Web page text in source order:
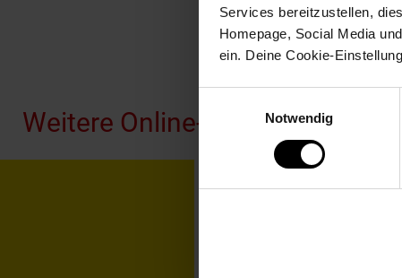
Services bereitzustellen,
Homepage, Social Media
ein. Deine Cookie-
Notwendig
Weitere Online-Angebote